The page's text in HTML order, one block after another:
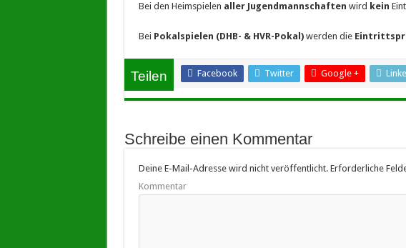
Bei den Heimspielen aller Jugendmannschaften wird kein
Bei Pokalspielen (DHB- & HVR-Pokal)werden die
Teilen Facebook Twitter Google +
Schreibe einen Kommentar
Deine E-Mail-Adresse wird nicht veröffentlicht.Erforderliche
Kommentar